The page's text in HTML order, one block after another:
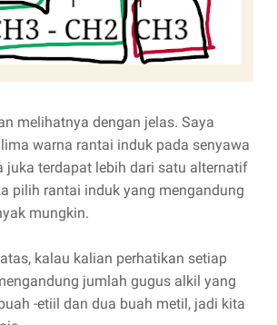
melihatnya dengan jelas. Saya
warna rantai induk pada senyawa
juka terdapat lebih dari satu alternatif
pilih rantai induk yang mengandung
mungkin.
kalau kalian perhatikan setiap
jumlah gugus alkil yang
-etiil dan dua buah metil, jadi kita